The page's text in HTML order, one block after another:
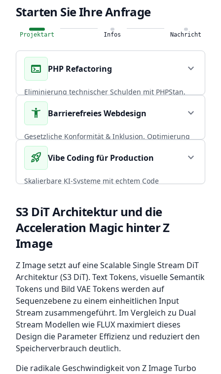
Starten Sie Ihre Anfrage
Projektart Infos Nachricht
terminal PHP Refactoring expand_more
Eliminierung technischer Schulden mit PHPStan,
Rector PHP und PHPUnit. Über 20 Jahre
Praxiserfahrung in skalierbaren Backends.
CORE EXPERTISE
Diesen Service wählenarrow_forward
accessibility_new Barrierefreies Webdesign expand_more
Gesetzliche Konformität & Inklusion. Optimierung
von Performance und Conversion durch radikal
nutzerzentriertes, universelles Design.
BFSG COMPLIANT
rocket_launch Vibe Coding für Production expand_more
Skalierbare KI-Systeme mit echtem Code
S3 DiT Architektur und die
Acceleration Magic hinter Z
Image
Z Image setzt auf eine Scalable Single Stream DiT
Architektur (S3 DiT). Text Tokens, visuelle Semantik
Tokens und Bild VAE Tokens werden auf
Sequenzebene zu einem einheitlichen Input
Stream zusammengeführt. Im Vergleich zu Dual
Stream Modellen wie FLUX maximiert dieses
Design die Parameter Effizienz und reduziert den
Speicherverbrauch deutlich.
Die radikale Geschwindigkeit von Z Image Turbo